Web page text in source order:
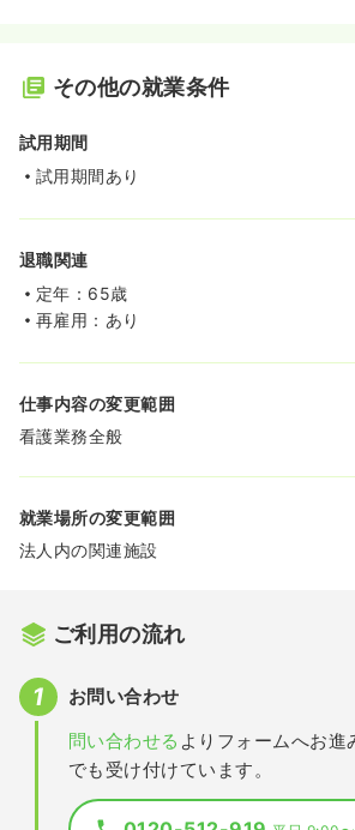
その他の就業条件
試用期間
試用期間あり
退職関連
定年：65歳
再雇用：あり
仕事内容の変更範囲
看護業務全般
就業場所の変更範囲
法人内の関連施設
ご利用の流れ
お問い合わせ
問い合わせる よりフォームへお
でも受け付けています。